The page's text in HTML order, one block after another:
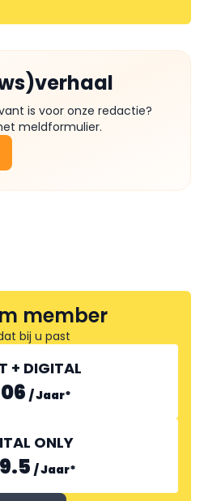
is voor onze redactie?
meldformulier.
member
bij u past
+ DIGITAL
/Jaar*
ONLY
/Jaar*